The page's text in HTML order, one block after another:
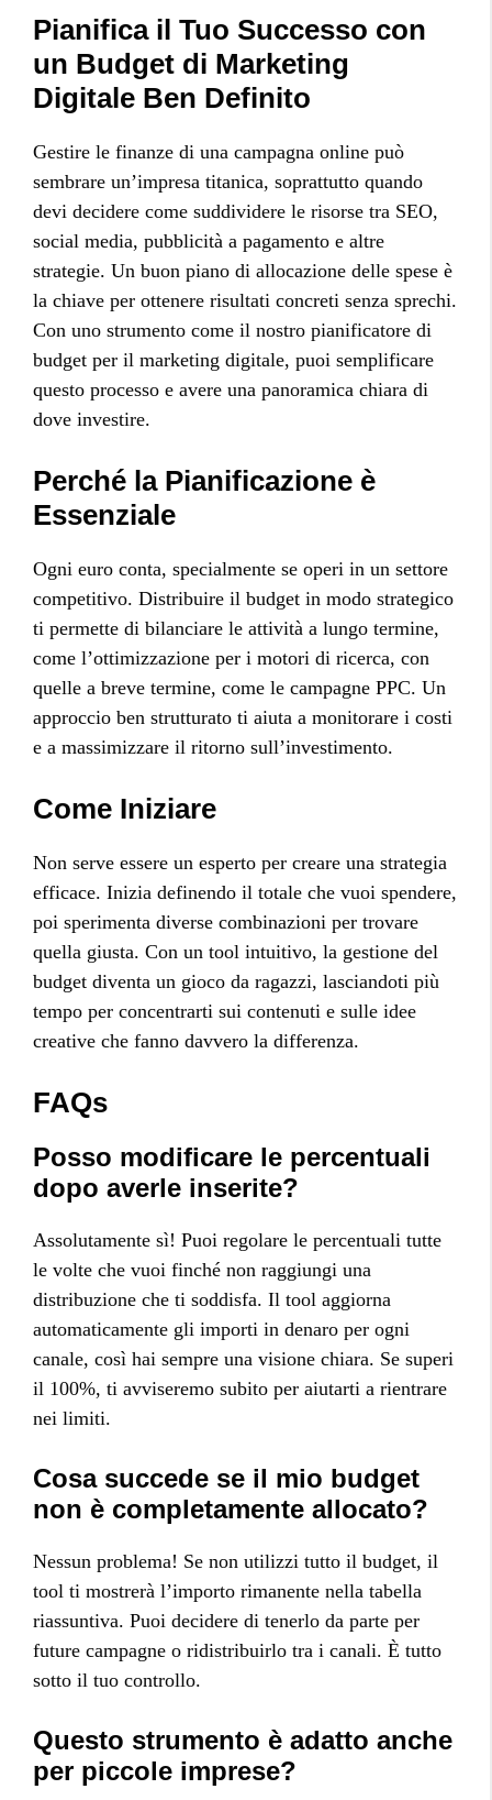
Pianifica il Tuo Successo con
un Budget di Marketing
Digitale Ben Definito
Gestire le finanze di una campagna online può
sembrare un’impresa titanica, soprattutto quando
devi decidere come suddividere le risorse tra SEO,
social media, pubblicità a pagamento e altre
strategie. Un buon piano di allocazione delle spese è
la chiave per ottenere risultati concreti senza sprechi.
Con uno strumento come il nostro pianificatore di
budget per il marketing digitale, puoi semplificare
questo processo e avere una panoramica chiara di
dove investire.
Perché la Pianificazione è
Essenziale
Ogni euro conta, specialmente se operi in un settore
competitivo. Distribuire il budget in modo strategico
ti permette di bilanciare le attività a lungo termine,
come l’ottimizzazione per i motori di ricerca, con
quelle a breve termine, come le campagne PPC. Un
approccio ben strutturato ti aiuta a monitorare i costi
e a massimizzare il ritorno sull’investimento.
Come Iniziare
Non serve essere un esperto per creare una strategia
efficace. Inizia definendo il totale che vuoi spendere,
poi sperimenta diverse combinazioni per trovare
quella giusta. Con un tool intuitivo, la gestione del
budget diventa un gioco da ragazzi, lasciandoti più
tempo per concentrarti sui contenuti e sulle idee
creative che fanno davvero la differenza.
FAQs
Posso modificare le percentuali
dopo averle inserite?
Assolutamente sì! Puoi regolare le percentuali tutte
le volte che vuoi finché non raggiungi una
distribuzione che ti soddisfa. Il tool aggiorna
automaticamente gli importi in denaro per ogni
canale, così hai sempre una visione chiara. Se superi
il 100%, ti avviseremo subito per aiutarti a rientrare
nei limiti.
Cosa succede se il mio budget
non è completamente allocato?
Nessun problema! Se non utilizzi tutto il budget, il
tool ti mostrerà l’importo rimanente nella tabella
riassuntiva. Puoi decidere di tenerlo da parte per
future campagne o ridistribuirlo tra i canali. È tutto
sotto il tuo controllo.
Questo strumento è adatto anche
per piccole imprese?